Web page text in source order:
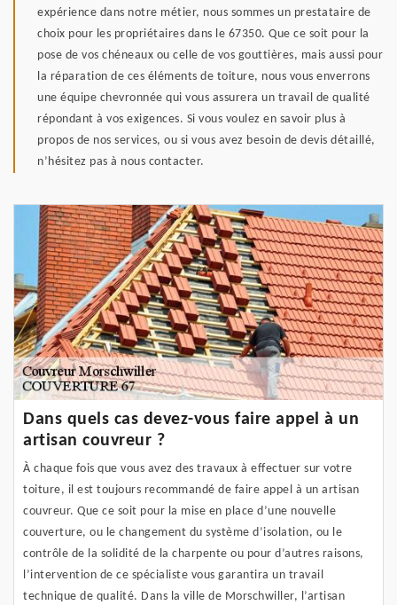
expérience dans notre métier, nous sommes un prestataire de
choix pour les propriétaires dans le 67350. Que ce soit pour la
pose de vos chéneaux ou celle de vos gouttières, mais aussi pour
la réparation de ces éléments de toiture, nous vous enverrons
une équipe chevronnée qui vous assurera un travail de qualité
répondant à vos exigences. Si vous voulez en savoir plus à
propos de nos services, ou si vous avez besoin de devis détaillé,
n’hésitez pas à nous contacter.
Dans quels cas devez-vous faire appel à un
artisan couvreur ?
À chaque fois que vous avez des travaux à effectuer sur votre
toiture, il est toujours recommandé de faire appel à un artisan
couvreur. Que ce soit pour la mise en place d’une nouvelle
couverture, ou le changement du système d’isolation, ou le
contrôle de la solidité de la charpente ou pour d’autres raisons,
l’intervention de ce spécialiste vous garantira un travail
technique de qualité. Dans la ville de Morschwiller, l’artisan